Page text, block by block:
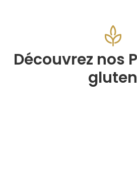
Découvrez nos
gluten